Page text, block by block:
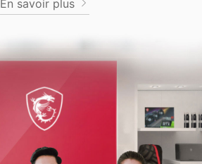
En savoir plus